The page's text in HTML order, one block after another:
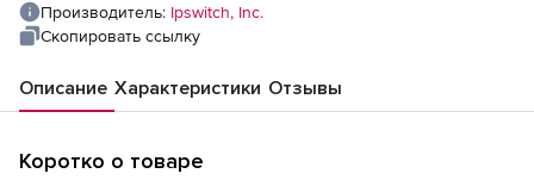
Производитель: Ipswitch, Inc.
Скопировать ссылку
Описание Характеристики Отзывы
Коротко о товаре